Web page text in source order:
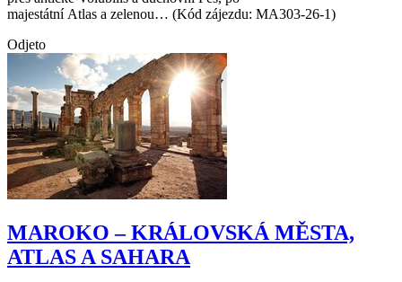
majestátní Atlas a zelenou… (Kód zájezdu: MA303-26-1)
Odjeto
MAROKO – KRÁLOVSKÁ MĚSTA,
ATLAS A SAHARA